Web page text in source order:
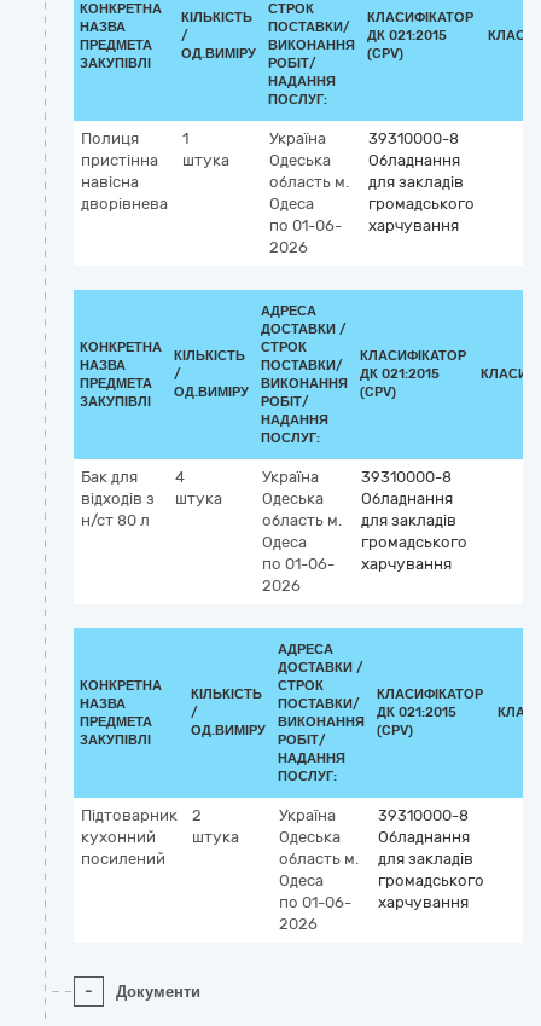
КОНКРЕТНА
НАЗВА
ПРЕДМЕТА
ЗАКУПІВЛІ
КІЛЬКІСТЬ
/
ОД.ВИМІРУ
СТРОК
ПОСТАВКИ/
ВИКОНАННЯ
РОБІТ/
НАДАННЯ
ПОСЛУГ:
КЛАСИФІКАТОР
ДК 021:2015
(CPV)
Полиця
пристінна
навісна
дворівнева
1
штука
Україна
Одеська
область м.
Одеса
по 01-06-
2026
39310000-8
Обладнання
для закладів
громадського
харчування
КОНКРЕТНА
НАЗВА
ПРЕДМЕТА
ЗАКУПІВЛІ
КІЛЬКІСТЬ
/
ОД.ВИМІРУ
АДРЕСА
ДОСТАВКИ /
СТРОК
ПОСТАВКИ/
ВИКОНАННЯ
РОБІТ/
НАДАННЯ
ПОСЛУГ:
КЛАСИФІКАТОР
ДК 021:2015
(CPV)
Бак для
відходів з
н/ст 80 л
4
штука
Україна
Одеська
область м.
Одеса
по 01-06-
2026
39310000-8
Обладнання
для закладів
громадського
харчування
КОНКРЕТНА
НАЗВА
ПРЕДМЕТА
ЗАКУПІВЛІ
КІЛЬКІСТЬ
/
ОД.ВИМІРУ
АДРЕСА
ДОСТАВКИ /
СТРОК
ПОСТАВКИ/
ВИКОНАННЯ
РОБІТ/
НАДАННЯ
ПОСЛУГ:
КЛАСИФІКАТОР
ДК 021:2015
(CPV)
Підтоварник
кухонний
посилений
2
штука
Україна
Одеська
область м.
Одеса
по 01-06-
2026
39310000-8
Обладнання
для закладів
громадського
харчування
- Документи